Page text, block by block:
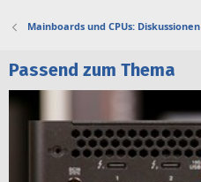
Mainboards und CPUs: Diskussionen
Passend zum Thema